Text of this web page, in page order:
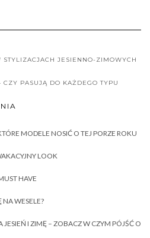
JESIENNO-ZIMOWYCH
PASUJĄ DO KAŻDEGO TYPU
MODELE NOSIĆ O TEJ PORZE ROKU
LOOK
HAVE
WESELE?
I ZIMĘ – ZOBACZ W CZYM PÓJŚĆ O